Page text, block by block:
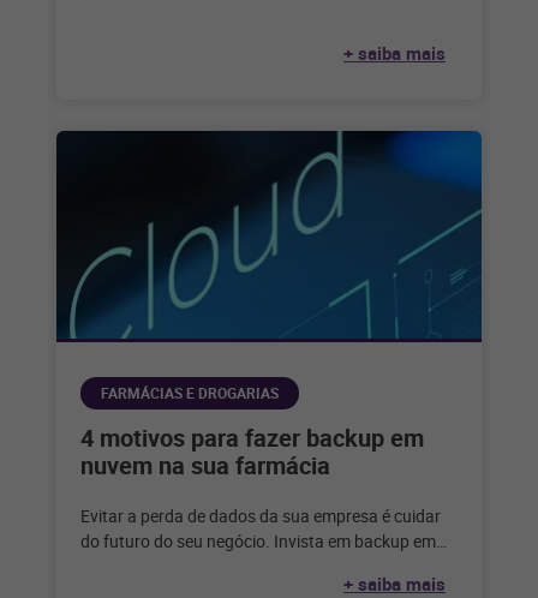
+ saiba mais
FARMÁCIAS E DROGARIAS
4 motivos para fazer backup em
nuvem na sua farmácia
Evitar a perda de dados da sua empresa é cuidar
do futuro do seu negócio. Invista em backup em
+ saiba mais